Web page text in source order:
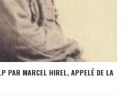
PAR MARCEL HIREL, APPELÉ DE LA